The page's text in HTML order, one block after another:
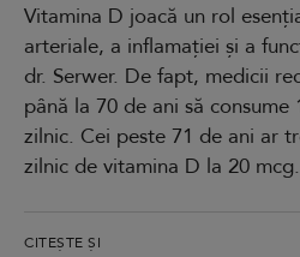
Vitamina D joacă un rol
arteriale, a inflamației și a
dr. Serwer. De fapt, medicii
până la 70 de ani să
zilnic. Cei peste 71 de ani ar
zilnic de vitamina D la 20 mcg.
CITEȘTE ȘI